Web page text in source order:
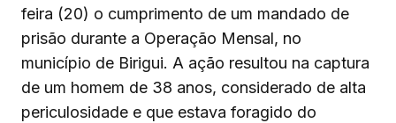
feira (20) o cumprimento de um mandado de
prisão durante a Operação Mensal, no
município de Birigui. A ação resultou na captura
de um homem de 38 anos, considerado de alta
periculosidade e que estava foragido do